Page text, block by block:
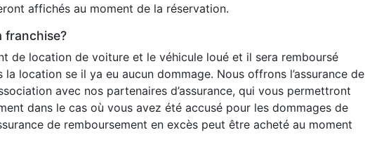
affichés au moment de la réservation.
franchise?
de location de voiture et le véhicule loué et il sera remboursé
la location se il ya eu aucun dommage. Nous offrons l’assurance de
avec nos partenaires d’assurance, qui vous permettront
dans le cas où vous avez été accusé pour les dommages de
de remboursement en excès peut être acheté au moment